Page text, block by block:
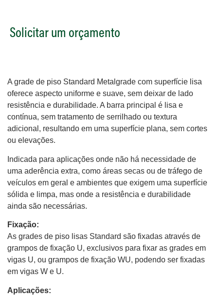
Solicitar um orçamento
A grade de piso Standard Metalgrade com superfície lisa
oferece aspecto uniforme e suave, sem deixar de lado
resistência e durabilidade. A barra principal é lisa e
contínua, sem tratamento de serrilhado ou textura
adicional, resultando em uma superfície plana, sem cortes
ou elevações.
Indicada para aplicações onde não há necessidade de
uma aderência extra, como áreas secas ou de tráfego de
veículos em geral e ambientes que exigem uma superfície
sólida e limpa, mas onde a resistência e durabilidade
ainda são necessárias.
Fixação:
As grades de piso lisas Standard são fixadas através de
grampos de fixação U, exclusivos para fixar as grades em
vigas U, ou grampos de fixação WU, podendo ser fixadas
em vigas W e U.
Aplicações: